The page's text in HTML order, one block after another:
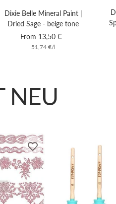
Dixie Belle Mineral Paint |
Dried Sage - beige tone
Sale
price
From 13,50 €
51,74 €/l
NEU